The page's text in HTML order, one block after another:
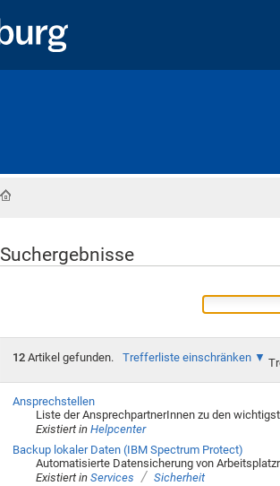
Suchergebnisse
12Artikel gefunden. Trefferliste einschränken
Ansprechstellen
Liste der AnsprechpartnerInnen zu den
Existiert in Helpcenter
Backup lokaler Daten (IBM Spectrum Protect)
Automatisierte Datensicherung von
Existiert in Services / Sicherheit